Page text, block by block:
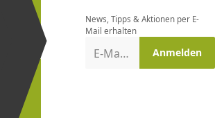
und bei
Aktionen
News, Tipps & Aktionen per E-
Mail erhalten
E-Mail-Adresse Anmelden